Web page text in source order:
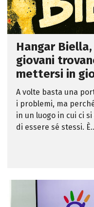
Hangar
giovani
mettersi in
A volte basta una
i problemi, ma
in un luogo in cui ci
di essere sé stessi.